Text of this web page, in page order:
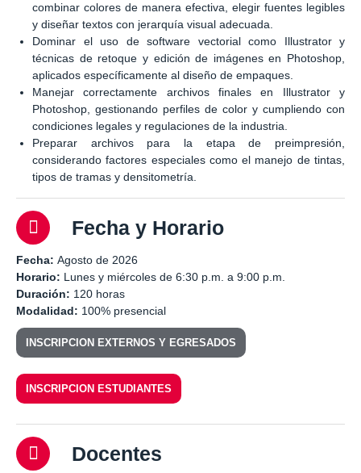
combinar colores de manera efectiva, elegir fuentes legibles
y diseñar textos con jerarquía visual adecuada.
Dominar el uso de software vectorial como Illustrator y
técnicas de retoque y edición de imágenes en Photoshop,
aplicados específicamente al diseño de empaques.
Manejar correctamente archivos finales en Illustrator y
Photoshop, gestionando perfiles de color y cumpliendo con
condiciones legales y regulaciones de la industria.
Preparar archivos para la etapa de preimpresión,
considerando factores especiales como el manejo de tintas,
tipos de tramas y densitometría.
Fecha y Horario
Fecha: Agosto de 2026
Horario: Lunes y miércoles de 6:30 p.m. a 9:00 p.m.
Duración: 120 horas
Modalidad: 100% presencial
INSCRIPCION EXTERNOS Y EGRESADOS
INSCRIPCION ESTUDIANTES
Docentes